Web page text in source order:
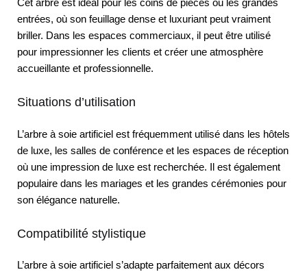
Cet arbre est idéal pour les coins de pièces ou les grandes
entrées, où son feuillage dense et luxuriant peut vraiment
briller. Dans les espaces commerciaux, il peut être utilisé
pour impressionner les clients et créer une atmosphère
accueillante et professionnelle.
Situations d’utilisation
L’arbre à soie artificiel est fréquemment utilisé dans les hôtels
de luxe, les salles de conférence et les espaces de réception
où une impression de luxe est recherchée. Il est également
populaire dans les mariages et les grandes cérémonies pour
son élégance naturelle.
Compatibilité stylistique
L’arbre à soie artificiel s’adapte parfaitement aux décors